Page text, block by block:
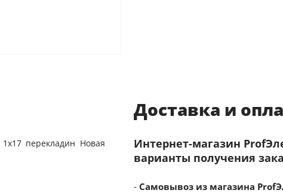
перекладин Новая
Доставка и
Интернет-магазин
варианты получения
- Самовывоз из магазина